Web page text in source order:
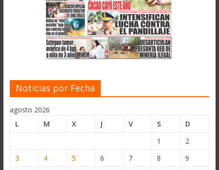
Noticias por Fecha
agosto 2026
L
M X J V S
D
1
2
3
4 5 6 7 8
9